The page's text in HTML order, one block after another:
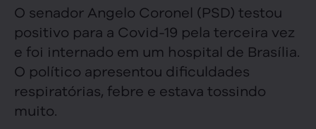
O senador Angelo Coronel (PSD) testou
positivo para a Covid-19 pela terceira vez
e foi internado em um hospital de Brasília.
O político apresentou dificuldades
respiratórias, febre e estava tossindo
muito.